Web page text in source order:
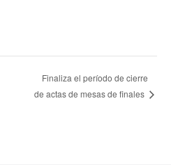
Finaliza el período de cierre
de actas de mesas de finales